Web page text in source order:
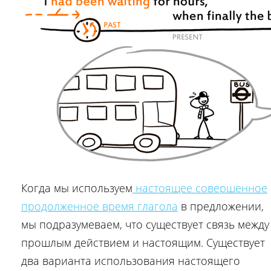
Когда мы используем настоящее совершенное
продолженное время глагола в предложении,
мы подразумеваем, что существует связь между
прошлым действием и настоящим. Существует
два варианта использования настоящего